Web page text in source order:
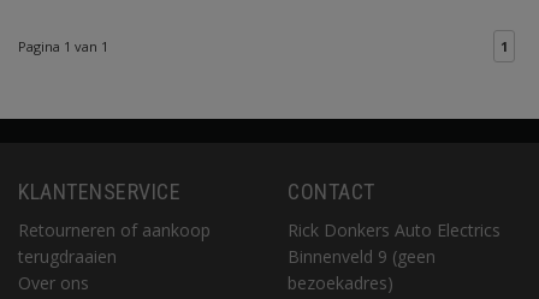
Pagina 1 van 1 1
KLANTENSERVICE
Retourneren of aankoop
terugdraaien
Over ons
CONTACT
Rick Donkers Auto Electrics
Binnenveld 9 (geen
bezoekadres)